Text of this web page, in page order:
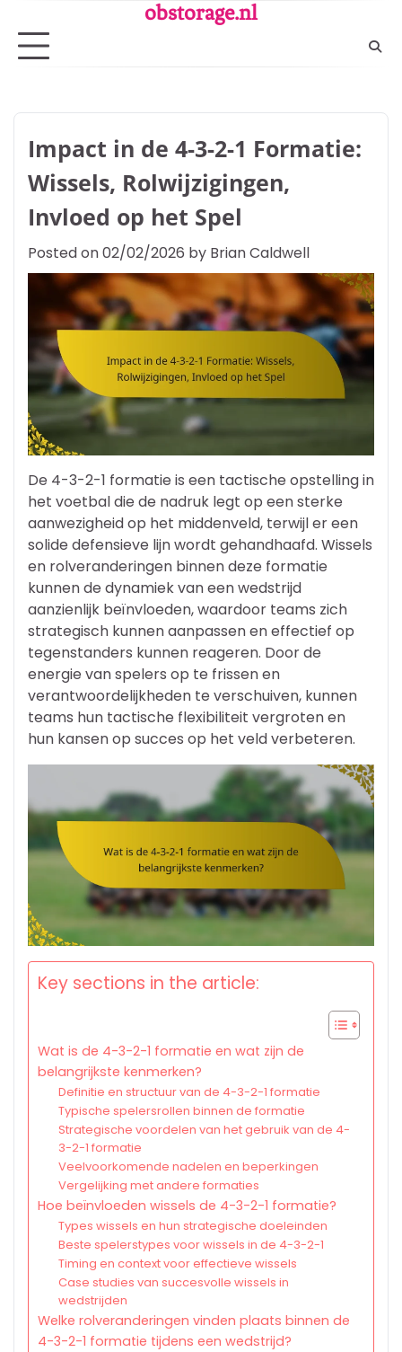
content
obstorage.nl
Impact in de 4-3-2-1 Formatie:
Wissels, Rolwijzigingen,
Invloed op het Spel
Posted on02/02/2026 by Brian Caldwell
De 4-3-2-1 formatie is een tactische opstelling in
het voetbal die de nadruk legt op een sterke
aanwezigheid op het middenveld, terwijl er een
solide defensieve lijn wordt gehandhaafd. Wissels
en rolveranderingen binnen deze formatie
kunnen de dynamiek van een wedstrijd
aanzienlijk beïnvloeden, waardoor teams zich
strategisch kunnen aanpassen en effectief op
tegenstanders kunnen reageren. Door de
energie van spelers op te frissen en
verantwoordelijkheden te verschuiven, kunnen
teams hun tactische flexibiliteit vergroten en
hun kansen op succes op het veld verbeteren.
Key sections in the article:
Wat is de 4-3-2-1 formatie en wat zijn de
belangrijkste kenmerken?
Definitie en structuur van de 4-3-2-1 formatie
Typische spelersrollen binnen de formatie
Strategische voordelen van het gebruik van de 4-
3-2-1 formatie
Veelvoorkomende nadelen en beperkingen
Vergelijking met andere formaties
Hoe beïnvloeden wissels de 4-3-2-1 formatie?
Types wissels en hun strategische doeleinden
Beste spelerstypes voor wissels in de 4-3-2-1
Timing en context voor effectieve wissels
Case studies van succesvolle wissels in
wedstrijden
Welke rolveranderingen vinden plaats binnen de
4-3-2-1 formatie tijdens een wedstrijd?